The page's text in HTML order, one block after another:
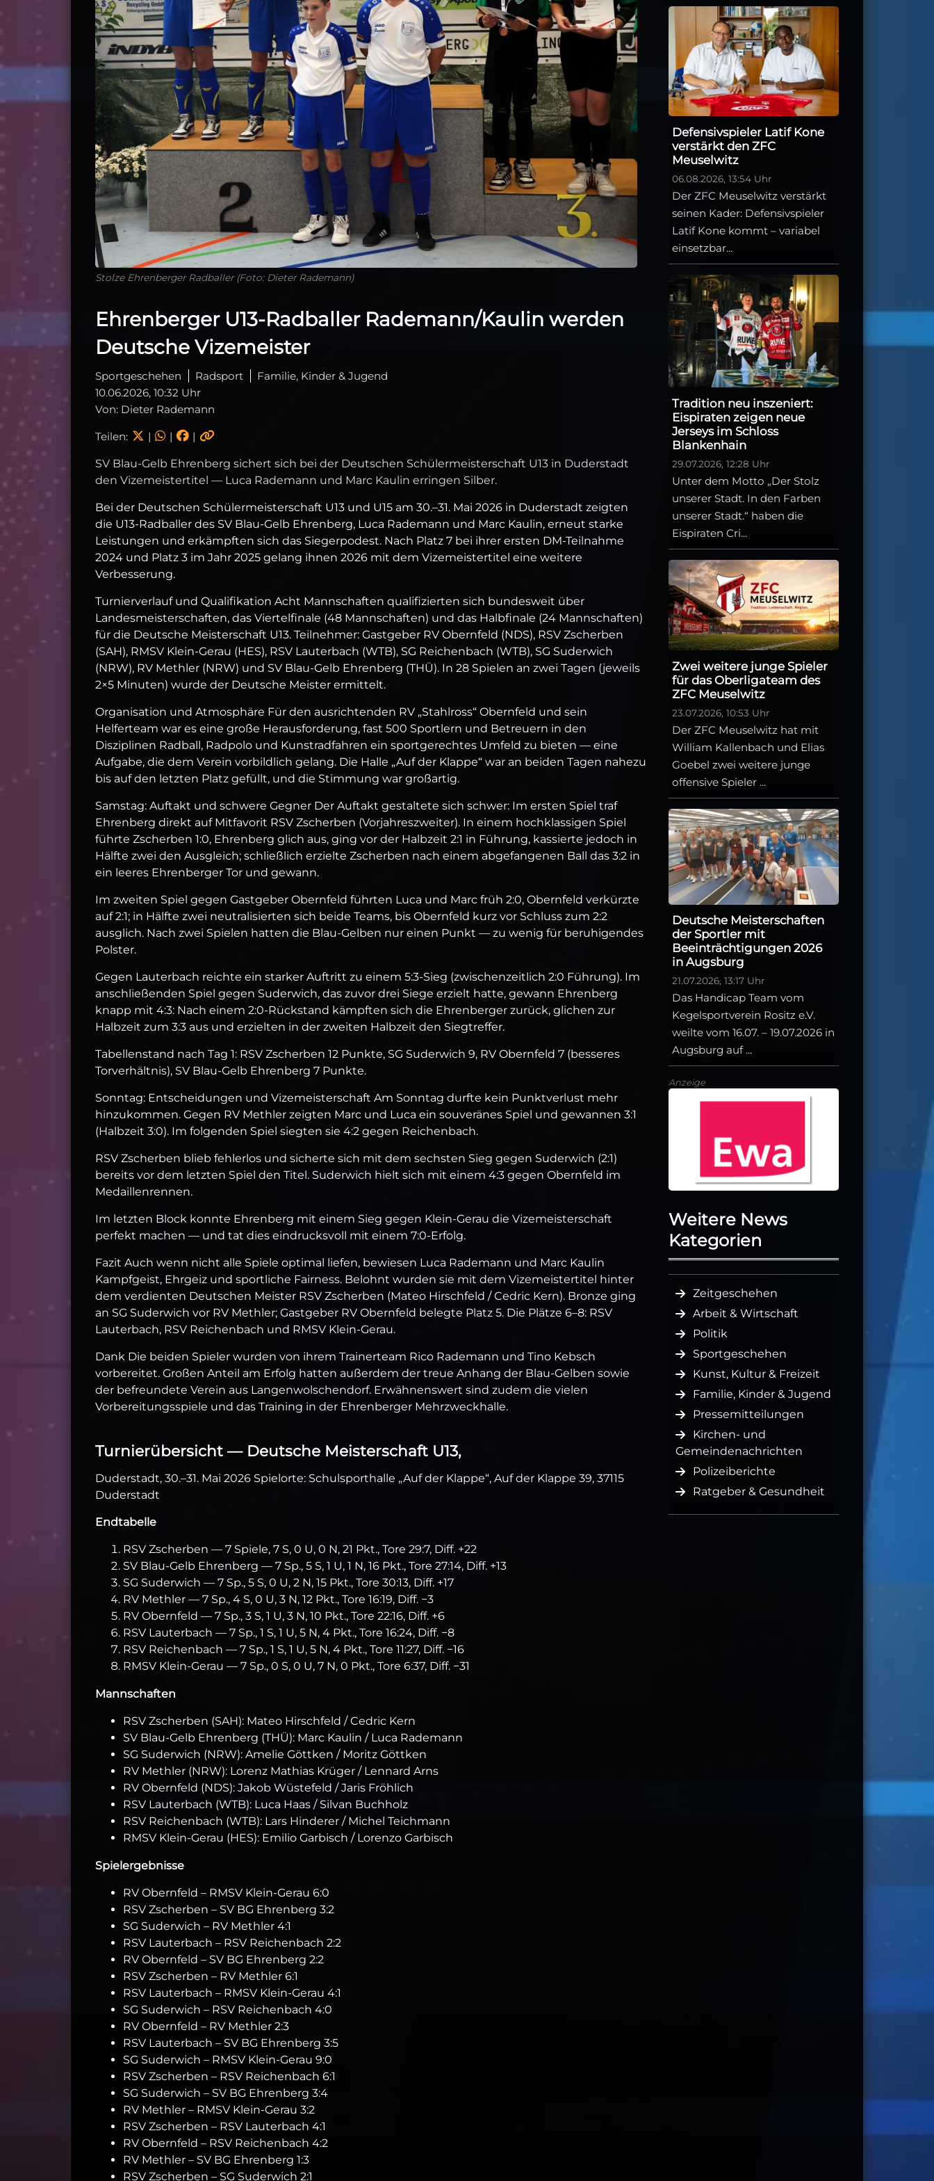
Stolze Ehrenberger Radballer (Foto: Dieter Rademann)
Ehrenberger U13‑Radballer Rademann/Kaulin werden
Deutsche Vizemeister
Sportgeschehen Radsport
Familie, Kinder & Jugend
10.06.2026, 10:32 Uhr
Von: Dieter Rademann
Teilen: | | |
SV Blau‑Gelb Ehrenberg sichert sich bei der Deutschen Schülermeisterschaft U13 in Duderstadt
den Vizemeistertitel — Luca Rademann und Marc Kaulin erringen Silber.
Bei der Deutschen Schülermeisterschaft U13 und U15 am 30.–31. Mai 2026 in Duderstadt zeigten
die U13‑Radballer des SV Blau‑Gelb Ehrenberg, Luca Rademann und Marc Kaulin, erneut starke
Leistungen und erkämpften sich das Siegerpodest. Nach Platz 7 bei ihrer ersten DM‑Teilnahme
2024 und Platz 3 im Jahr 2025 gelang ihnen 2026 mit dem Vizemeistertitel eine weitere
Verbesserung.
Turnierverlauf und Qualifikation Acht Mannschaften qualifizierten sich bundesweit über
Landesmeisterschaften, das Viertelfinale (48 Mannschaften) und das Halbfinale (24 Mannschaften)
für die Deutsche Meisterschaft U13. Teilnehmer: Gastgeber RV Obernfeld (NDS), RSV Zscherben
(SAH), RMSV Klein‑Gerau (HES), RSV Lauterbach (WTB), SG Reichenbach (WTB), SG Suderwich
(NRW), RV Methler (NRW) und SV Blau‑Gelb Ehrenberg (THÜ). In 28 Spielen an zwei Tagen (jeweils
2×5 Minuten) wurde der Deutsche Meister ermittelt.
Organisation und Atmosphäre Für den ausrichtenden RV „Stahlross“ Obernfeld und sein
Helferteam war es eine große Herausforderung, fast 500 Sportlern und Betreuern in den
Disziplinen Radball, Radpolo und Kunstradfahren ein sportgerechtes Umfeld zu bieten — eine
Aufgabe, die dem Verein vorbildlich gelang. Die Halle „Auf der Klappe“ war an beiden Tagen nahezu
bis auf den letzten Platz gefüllt, und die Stimmung war großartig.
Samstag: Auftakt und schwere Gegner Der Auftakt gestaltete sich schwer: Im ersten Spiel traf
Ehrenberg direkt auf Mitfavorit RSV Zscherben (Vorjahreszweiter). In einem hochklassigen Spiel
führte Zscherben 1:0, Ehrenberg glich aus, ging vor der Halbzeit 2:1 in Führung, kassierte jedoch in
Hälfte zwei den Ausgleich; schließlich erzielte Zscherben nach einem abgefangenen Ball das 3:2 in
ein leeres Ehrenberger Tor und gewann.
Im zweiten Spiel gegen Gastgeber Obernfeld führten Luca und Marc früh 2:0, Obernfeld verkürzte
auf 2:1; in Hälfte zwei neutralisierten sich beide Teams, bis Obernfeld kurz vor Schluss zum 2:2
ausglich. Nach zwei Spielen hatten die Blau‑Gelben nur einen Punkt — zu wenig für beruhigendes
Polster.
Gegen Lauterbach reichte ein starker Auftritt zu einem 5:3‑Sieg (zwischenzeitlich 2:0 Führung). Im
anschließenden Spiel gegen Suderwich, das zuvor drei Siege erzielt hatte, gewann Ehrenberg
knapp mit 4:3: Nach einem 2:0‑Rückstand kämpften sich die Ehrenberger zurück, glichen zur
Halbzeit zum 3:3 aus und erzielten in der zweiten Halbzeit den Siegtreffer.
Tabellenstand nach Tag 1: RSV Zscherben 12 Punkte, SG Suderwich 9, RV Obernfeld 7 (besseres
Torverhältnis), SV Blau‑Gelb Ehrenberg 7 Punkte.
Sonntag: Entscheidungen und Vizemeisterschaft Am Sonntag durfte kein Punktverlust mehr
hinzukommen. Gegen RV Methler zeigten Marc und Luca ein souveränes Spiel und gewannen 3:1
(Halbzeit 3:0). Im folgenden Spiel siegten sie 4:2 gegen Reichenbach.
RSV Zscherben blieb fehlerlos und sicherte sich mit dem sechsten Sieg gegen Suderwich (2:1)
bereits vor dem letzten Spiel den Titel. Suderwich hielt sich mit einem 4:3 gegen Obernfeld im
Medaillenrennen.
Im letzten Block konnte Ehrenberg mit einem Sieg gegen Klein‑Gerau die Vizemeisterschaft
perfekt machen — und tat dies eindrucksvoll mit einem 7:0‑Erfolg.
Fazit Auch wenn nicht alle Spiele optimal liefen, bewiesen Luca Rademann und Marc Kaulin
Kampfgeist, Ehrgeiz und sportliche Fairness. Belohnt wurden sie mit dem Vizemeistertitel hinter
dem verdienten Deutschen Meister RSV Zscherben (Mateo Hirschfeld / Cedric Kern). Bronze ging
an SG Suderwich vor RV Methler; Gastgeber RV Obernfeld belegte Platz 5. Die Plätze 6–8: RSV
Lauterbach, RSV Reichenbach und RMSV Klein‑Gerau.
Dank Die beiden Spieler wurden von ihrem Trainerteam Rico Rademann und Tino Kebsch
vorbereitet. Großen Anteil am Erfolg hatten außerdem der treue Anhang der Blau‑Gelben sowie
der befreundete Verein aus Langenwolschendorf. Erwähnenswert sind zudem die vielen
Vorbereitungsspiele und das Training in der Ehrenberger Mehrzweckhalle.
Turnierübersicht — Deutsche Meisterschaft U13,
Duderstadt, 30.–31. Mai 2026 Spielorte: Schulsporthalle „Auf der Klappe“, Auf der Klappe 39, 37115
Duderstadt
Endtabelle
RSV Zscherben — 7 Spiele, 7 S, 0 U, 0 N, 21 Pkt., Tore 29:7, Diff. +22
SV Blau‑Gelb Ehrenberg — 7 Sp., 5 S, 1 U, 1 N, 16 Pkt., Tore 27:14, Diff. +13
SG Suderwich — 7 Sp., 5 S, 0 U, 2 N, 15 Pkt., Tore 30:13, Diff. +17
RV Methler — 7 Sp., 4 S, 0 U, 3 N, 12 Pkt., Tore 16:19, Diff. −3
RV Obernfeld — 7 Sp., 3 S, 1 U, 3 N, 10 Pkt., Tore 22:16, Diff. +6
RSV Lauterbach — 7 Sp., 1 S, 1 U, 5 N, 4 Pkt., Tore 16:24, Diff. −8
RSV Reichenbach — 7 Sp., 1 S, 1 U, 5 N, 4 Pkt., Tore 11:27, Diff. −16
RMSV Klein‑Gerau — 7 Sp., 0 S, 0 U, 7 N, 0 Pkt., Tore 6:37, Diff. −31
Mannschaften
RSV Zscherben (SAH): Mateo Hirschfeld / Cedric Kern
SV Blau‑Gelb Ehrenberg (THÜ): Marc Kaulin / Luca Rademann
SG Suderwich (NRW): Amelie Göttken / Moritz Göttken
RV Methler (NRW): Lorenz Mathias Krüger / Lennard Arns
RV Obernfeld (NDS): Jakob Wüstefeld / Jaris Fröhlich
RSV Lauterbach (WTB): Luca Haas / Silvan Buchholz
RSV Reichenbach (WTB): Lars Hinderer / Michel Teichmann
RMSV Klein‑Gerau (HES): Emilio Garbisch / Lorenzo Garbisch
Spielergebnisse
RV Obernfeld – RMSV Klein‑Gerau 6:0
RSV Zscherben – SV BG Ehrenberg 3:2
SG Suderwich – RV Methler 4:1
RSV Lauterbach – RSV Reichenbach 2:2
RV Obernfeld – SV BG Ehrenberg 2:2
RSV Zscherben – RV Methler 6:1
RSV Lauterbach – RMSV Klein‑Gerau 4:1
SG Suderwich – RSV Reichenbach 4:0
RV Obernfeld – RV Methler 2:3
RSV Lauterbach – SV BG Ehrenberg 3:5
SG Suderwich – RMSV Klein‑Gerau 9:0
RSV Zscherben – RSV Reichenbach 6:1
SG Suderwich – SV BG Ehrenberg 3:4
RV Methler – RMSV Klein‑Gerau 3:2
RSV Zscherben – RSV Lauterbach 4:1
RV Obernfeld – RSV Reichenbach 4:2
RV Methler – SV BG Ehrenberg 1:3
RSV Zscherben – SG Suderwich 2:1
Defensivspieler Latif Kone
verstärkt den ZFC
Meuselwitz
06.08.2026, 13:54 Uhr
Der ZFC Meuselwitz verstärkt
seinen Kader: Defensivspieler
Latif Kone kommt – variabel
einsetzbar...
Tradition neu inszeniert:
Eispiraten zeigen neue
Jerseys im Schloss
Blankenhain
29.07.2026, 12:28 Uhr
Unter dem Motto „Der Stolz
unserer Stadt. In den Farben
unserer Stadt.“ haben die
Eispiraten Cri...
Zwei weitere junge Spieler
für das Oberligateam des
ZFC Meuselwitz
23.07.2026, 10:53 Uhr
Der ZFC Meuselwitz hat mit
William Kallenbach und Elias
Goebel zwei weitere junge
offensive Spieler ...
Deutsche Meisterschaften
der Sportler mit
Beeinträchtigungen 2026
in Augsburg
21.07.2026, 13:17 Uhr
Das Handicap Team vom
Kegelsportverein Rositz e.V.
weilte vom 16.07. – 19.07.2026 in
Augsburg auf ...
Anzeige
Weitere News
Kategorien
Zeitgeschehen
Arbeit & Wirtschaft
Politik
Sportgeschehen
Kunst, Kultur & Freizeit
Familie, Kinder & Jugend
Pressemitteilungen
Kirchen- und
Gemeindenachrichten
Polizeiberichte
Ratgeber & Gesundheit